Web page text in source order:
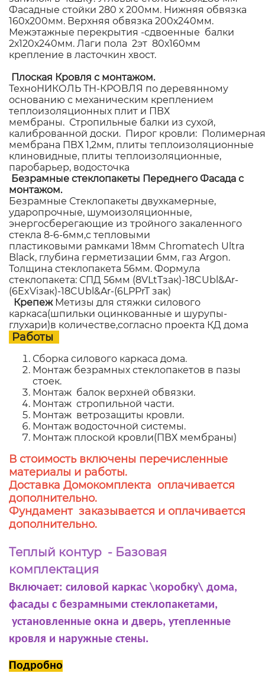
Фасадные стойки 280 х 200мм. Нижняя обвязка
160х200мм. Верхняя обвязка 200х240мм.
Межэтажные перекрытия -сдвоенные балки
2х120х240мм. Лаги пола 2эт 80х160мм
крепление в ласточкин хвост.
Плоская Кровля с монтажом.
ТехноНИКОЛЬ ТН-КРОВЛЯ по деревянному
основанию с механическим креплением
теплоизоляционных плит и ПВХ
мембраны. Стропильные балки из сухой,
калиброванной доски. Пирог кровли: Полимерная
мембрана ПВХ 1,2мм, плиты теплоизоляционные
клиновидные, плиты теплоизоляционные,
паробарьер, водосточка
Безрамные стеклопакеты Переднего Фасада с
монтажом.
Безрамные Стеклопакеты двухкамерные,
ударопрочные, шумоизоляционные,
энергосберегающие из тройного закаленного
стекла 8-6-6мм,с тепловыми
пластиковыми рамками 18мм Chromatech Ultra
Black, глубина герметизации 6мм, газ Argon.
Толщина стеклопакета 56мм. Формула
стеклопакета: СПД 56мм (8VLtTзак)-18CUbl&Ar-
(6ExViзак)-18CUbl&Ar-(6LPPrT зак)
Крепеж Метизы для стяжки силового
каркаса(шпильки оцинкованные и шурупы-
глухари)в количестве,согласно проекта КД дома
Работы
Сборка силового каркаса дома.
Монтаж безрамных стеклопакетов в пазы
стоек.
Монтаж балок верхней обвязки.
Монтаж стропильной части.
Монтаж ветрозащиты кровли.
Монтаж водосточной системы.
Монтаж плоской кровли(ПВХ мембраны)
В стоимость включены перечисленные
материалы и работы.
Доставка Домокомплекта оплачивается
дополнительно.
Фундамент заказывается и оплачивается
дополнительно.
Теплый контур - Базовая
комплектация
Включает: силовой каркас \коробку\ дома,
фасады с безрамными стеклопакетами,
установленные окна и дверь, утепленные
кровля и наружные стены.
Подробно